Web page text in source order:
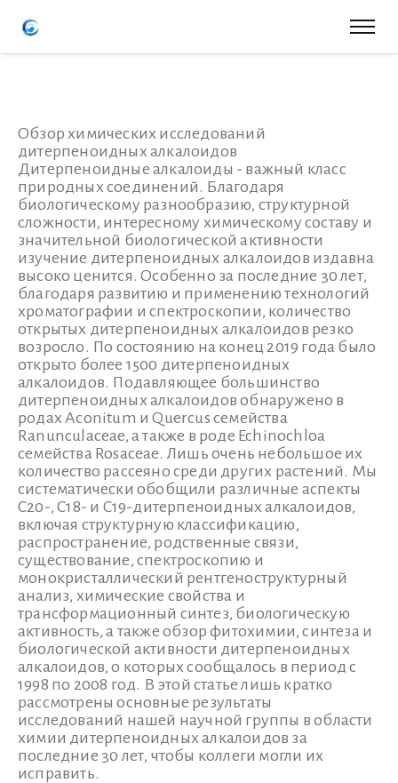
Обзор химических исследований
дитерпеноидных алкалоидов
Дитерпеноидные алкалоиды - важный класс
природных соединений. Благодаря
биологическому разнообразию, структурной
сложности, интересному химическому составу и
значительной биологической активности
изучение дитерпеноидных алкалоидов издавна
высоко ценится. Особенно за последние 30 лет,
благодаря развитию и применению технологий
хроматографии и спектроскопии, количество
открытых дитерпеноидных алкалоидов резко
возросло. По состоянию на конец 2019 года было
открыто более 1500 дитерпеноидных
алкалоидов. Подавляющее большинство
дитерпеноидных алкалоидов обнаружено в
родах Aconitum и Quercus семейства
Ranunculaceae, а также в роде Echinochloa
семейства Rosaceae. Лишь очень небольшое их
количество рассеяно среди других растений. Мы
систематически обобщили различные аспекты
C20-, C18- и C19-дитерпеноидных алкалоидов,
включая структурную классификацию,
распространение, родственные связи,
существование, спектроскопию и
монокристаллический рентгеноструктурный
анализ, химические свойства и
трансформационный синтез, биологическую
активность, а также обзор фитохимии, синтеза и
биологической активности дитерпеноидных
алкалоидов, о которых сообщалось в период с
1998 по 2008 год. В этой статье лишь кратко
рассмотрены основные результаты
исследований нашей научной группы в области
химии дитерпеноидных алкалоидов за
последние 30 лет, чтобы коллеги могли их
исправить.